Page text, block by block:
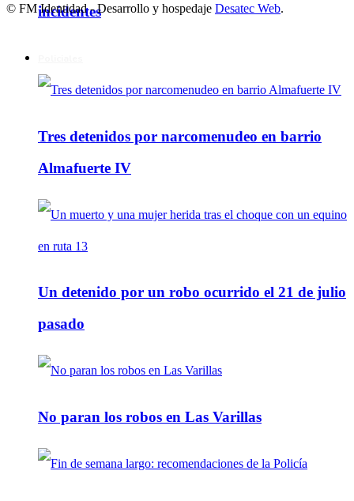
incidentes
Tres detenidos por narcomenudeo en barrio
Almafuerte IV
Un detenido por un robo ocurrido el 21 de julio
pasado
No paran los robos en Las Varillas
© FM Identidad - Desarrollo y hospedaje Desatec Web.